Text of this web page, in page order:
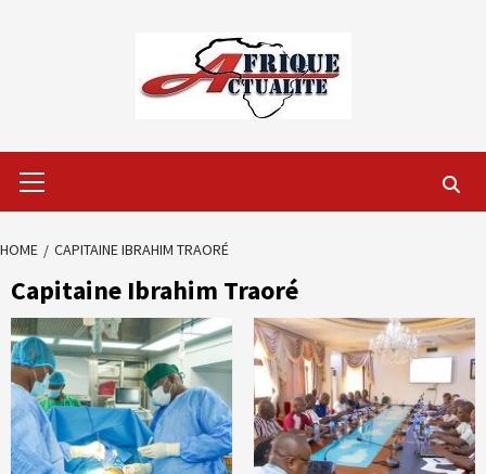
Menu
HOME CAPITAINE IBRAHIM TRAORÉ
Capitaine Ibrahim Traoré